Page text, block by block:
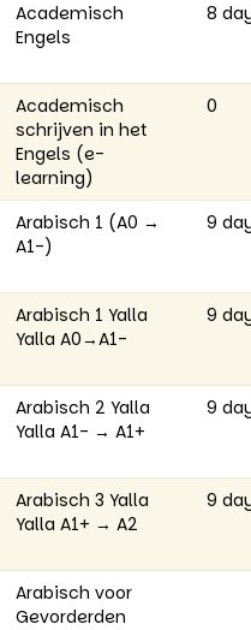
Academisch
Engels
8
Academisch
schrijven in het
Engels (e-
learning)
0
Arabisch 1 (A0 →
A1-)
9
Arabisch 1 Yalla
Yalla A0→A1-
9
Arabisch 2 Yalla
Yalla A1- → A1+
9
Arabisch 3 Yalla
Yalla A1+ → A2
9
Arabisch voor
Gevorderden